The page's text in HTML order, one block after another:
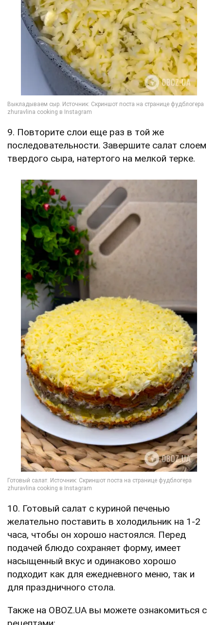
9. Повторите слои еще раз в той же
последовательности. Завершите салат слоем
твердого сыра, натертого на мелкой терке.
10. Готовый салат с куриной печенью
желательно поставить в холодильник на 1-2
часа, чтобы он хорошо настоялся. Перед
подачей блюдо сохраняет форму, имеет
насыщенный вкус и одинаково хорошо
подходит как для ежедневного меню, так и
для праздничного стола.
Также на OBOZ.UA вы можете ознакомиться с